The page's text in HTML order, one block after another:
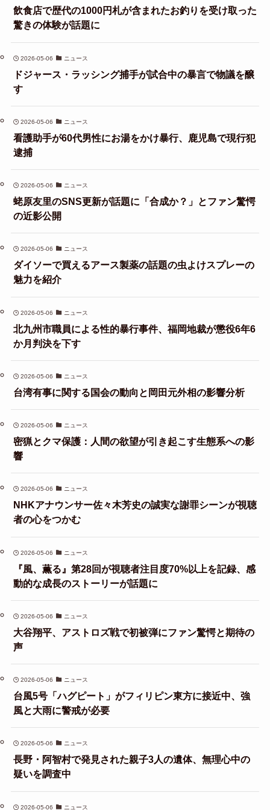
飲食店で歴代の1000円札が含まれたお釣りを受け取った
驚きの体験が話題に
2026-05-06 ニュース
ドジャース・ラッシング捕手が試合中の暴言で物議を醸
す
2026-05-06 ニュース
看護助手が60代男性にお湯をかけ暴行、鹿児島で現行犯
逮捕
2026-05-06 ニュース
蛯原友里のSNS更新が話題に「合成か？」とファン驚愕
の近影公開
2026-05-06 ニュース
ダイソーで買えるアース製薬の話題の虫よけスプレーの
魅力を紹介
2026-05-06 ニュース
北九州市職員による性的暴行事件、福岡地裁が懲役6年6
か月判決を下す
2026-05-06 ニュース
台湾有事に関する国会の動向と岡田元外相の影響分析
2026-05-06 ニュース
密猟とクマ保護：人間の欲望が引き起こす生態系への影
響
2026-05-06 ニュース
NHKアナウンサー佐々木芳史の誠実な謝罪シーンが視聴
者の心をつかむ
2026-05-06 ニュース
『風、薫る』第28回が視聴者注目度70%以上を記録、感
動的な成長のストーリーが話題に
2026-05-06 ニュース
大谷翔平、アストロズ戦で初被弾にファン驚愕と期待の
声
2026-05-06 ニュース
台風5号「ハグピート」がフィリピン東方に接近中、強
風と大雨に警戒が必要
2026-05-06 ニュース
長野・阿智村で発見された親子3人の遺体、無理心中の
疑いを調査中
2026-05-06 ニュース